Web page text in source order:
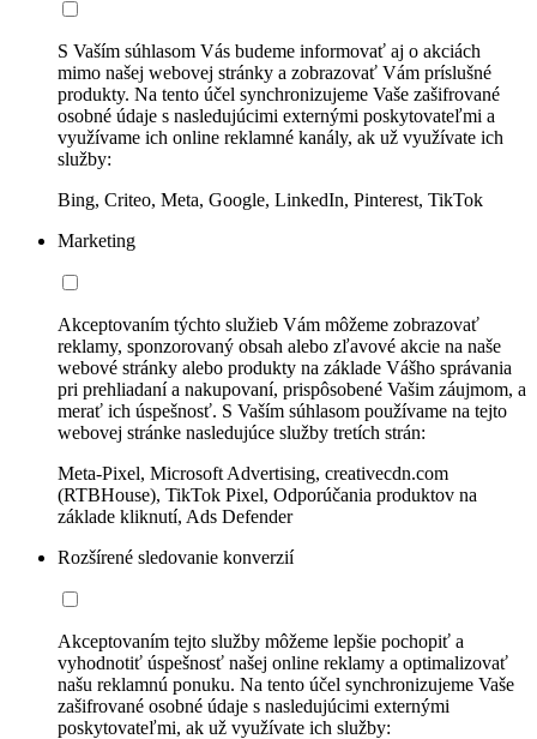
S Vaším súhlasom Vás budeme informovať aj o akciách
mimo našej webovej stránky a zobrazovať Vám príslušné
produkty. Na tento účel synchronizujeme Vaše zašifrované
osobné údaje s nasledujúcimi externými poskytovateľmi a
využívame ich online reklamné kanály, ak už využívate ich
služby:
Bing, Criteo, Meta, Google, LinkedIn, Pinterest, TikTok
Marketing
Akceptovaním týchto služieb Vám môžeme zobrazovať
reklamy, sponzorovaný obsah alebo zľavové akcie na naše
webové stránky alebo produkty na základe Vášho správania
pri prehliadaní a nakupovaní, prispôsobené Vašim záujmom, a
merať ich úspešnosť. S Vaším súhlasom používame na tejto
webovej stránke nasledujúce služby tretích strán:
Meta-Pixel, Microsoft Advertising, creativecdn.com
(RTBHouse), TikTok Pixel, Odporúčania produktov na
základe kliknutí, Ads Defender
Rozšírené sledovanie konverzií
Akceptovaním tejto služby môžeme lepšie pochopiť a
vyhodnotiť úspešnosť našej online reklamy a optimalizovať
našu reklamnú ponuku. Na tento účel synchronizujeme Vaše
zašifrované osobné údaje s nasledujúcimi externými
poskytovateľmi, ak už využívate ich služby: